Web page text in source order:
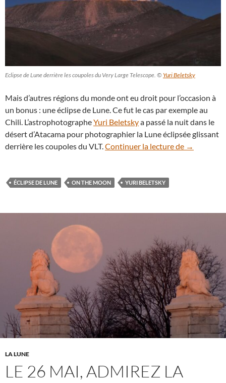
Eclipse de Lune derrière les coupoles du Very Large Telescope. © Yuri Beletsky
Mais d’autres régions du monde ont eu droit pour l’occasion à
un bonus : une éclipse de Lune. Ce fut le cas par exemple au
Chili. L’astrophotographeYuri Beletskya passé la nuit dans le
désert d’Atacama pour photographier la Lune éclipsée glissant
derrière les coupoles du VLT.Continuer la lecture de Eclipse de
→
ÉCLIPSE DE LUNE ON THE MOON YURI BELETSKY
LA LUNE
LE 26 MAI, ADMIREZ LA